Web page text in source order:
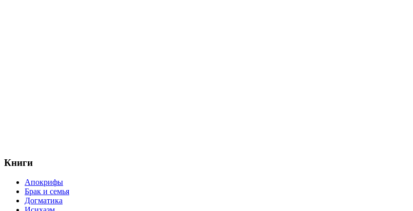
Книги
Апокрифы
Брак и семья
Догматика